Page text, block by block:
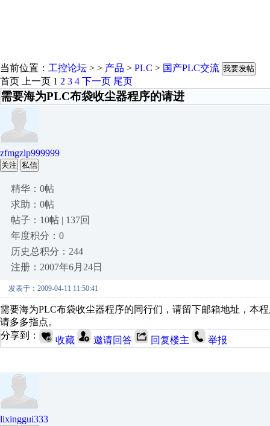
当前位置： 工控论坛 > > 产品 > PLC > 国产PLC交流 我要发帖
首页 上一页 1 2 3 4 下一页 尾页
需要海为PLC布袋收尘器程序的请进
zfmgzlp999999
关注 私信
精华：0帖
求助：0帖
帖子：10帖 | 137回
年度积分：0
历史总积分：244
注册：2007年6月24日
发表于：2009-04-11 11:50:41
需要海为PLC布袋收尘器程序的同行们，请留下邮箱地址，本
请多多指点。
分享到：
收藏 邀请回答 回复楼主 举报
lixinggui333